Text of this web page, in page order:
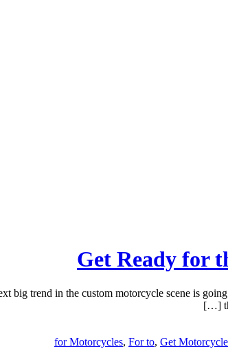
Get Ready for
big trend in the custom motorcycle scene is
for Motorcycles, For to, Get